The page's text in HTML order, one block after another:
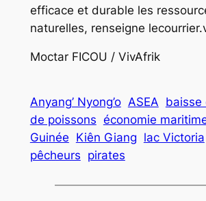
efficace et durable les
naturelles, renseigne
Moctar FICOU / VivAfrik
Anyang’ Nyong’o ASEA baisse
de poissons économie
Guinée Kiên Giang lac Victoria
pêcheurs pirates